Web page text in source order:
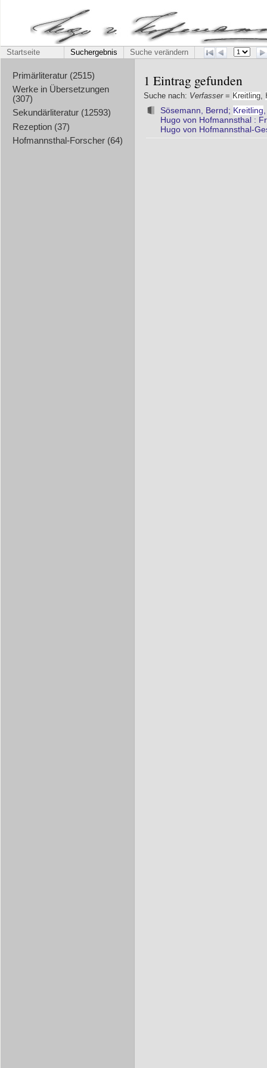
Startseite Suchergebnis Suche verändern
Primärliteratur (2515)
Werke in Übersetzungen
(307)
Sekundärliteratur (12593)
Rezeption (37)
Hofmannsthal-Forscher (64)
1 Eintrag gefunden
Suche nach: Verfasser= Kreitling
Sösemann, Bernd; Kreitling
Hugo von Hofmannsthal :
Hugo von Hofmannsthal-